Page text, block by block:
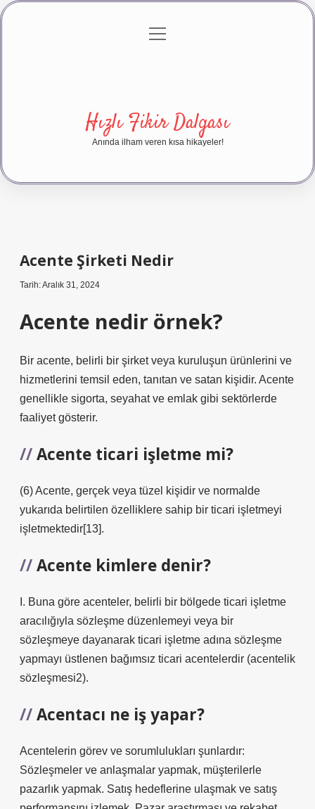
Gizlilik Politikası
menüyü
Hızlı Fikir Dalgası
Anında ilham veren kısa hikayeler!
Acente Şirketi Nedir
Tarih: Aralık 31, 2024
Acente nedir örnek?
Bir acente, belirli bir şirket veya kuruluşun ürünlerini ve
hizmetlerini temsil eden, tanıtan ve satan kişidir. Acente
genellikle sigorta, seyahat ve emlak gibi sektörlerde
faaliyet gösterir.
Acente ticari işletme mi?
(6) Acente, gerçek veya tüzel kişidir ve normalde
yukarıda belirtilen özelliklere sahip bir ticari işletmeyi
işletmektedir[13].
Acente kimlere denir?
I. Buna göre acenteler, belirli bir bölgede ticari işletme
aracılığıyla sözleşme düzenlemeyi veya bir
sözleşmeye dayanarak ticari işletme adına sözleşme
yapmayı üstlenen bağımsız ticari acentelerdir (acentelik
sözleşmesi2).
Acentacı ne iş yapar?
Acentelerin görev ve sorumlulukları şunlardır:
Sözleşmeler ve anlaşmalar yapmak, müşterilerle
pazarlık yapmak. Satış hedeflerine ulaşmak ve satış